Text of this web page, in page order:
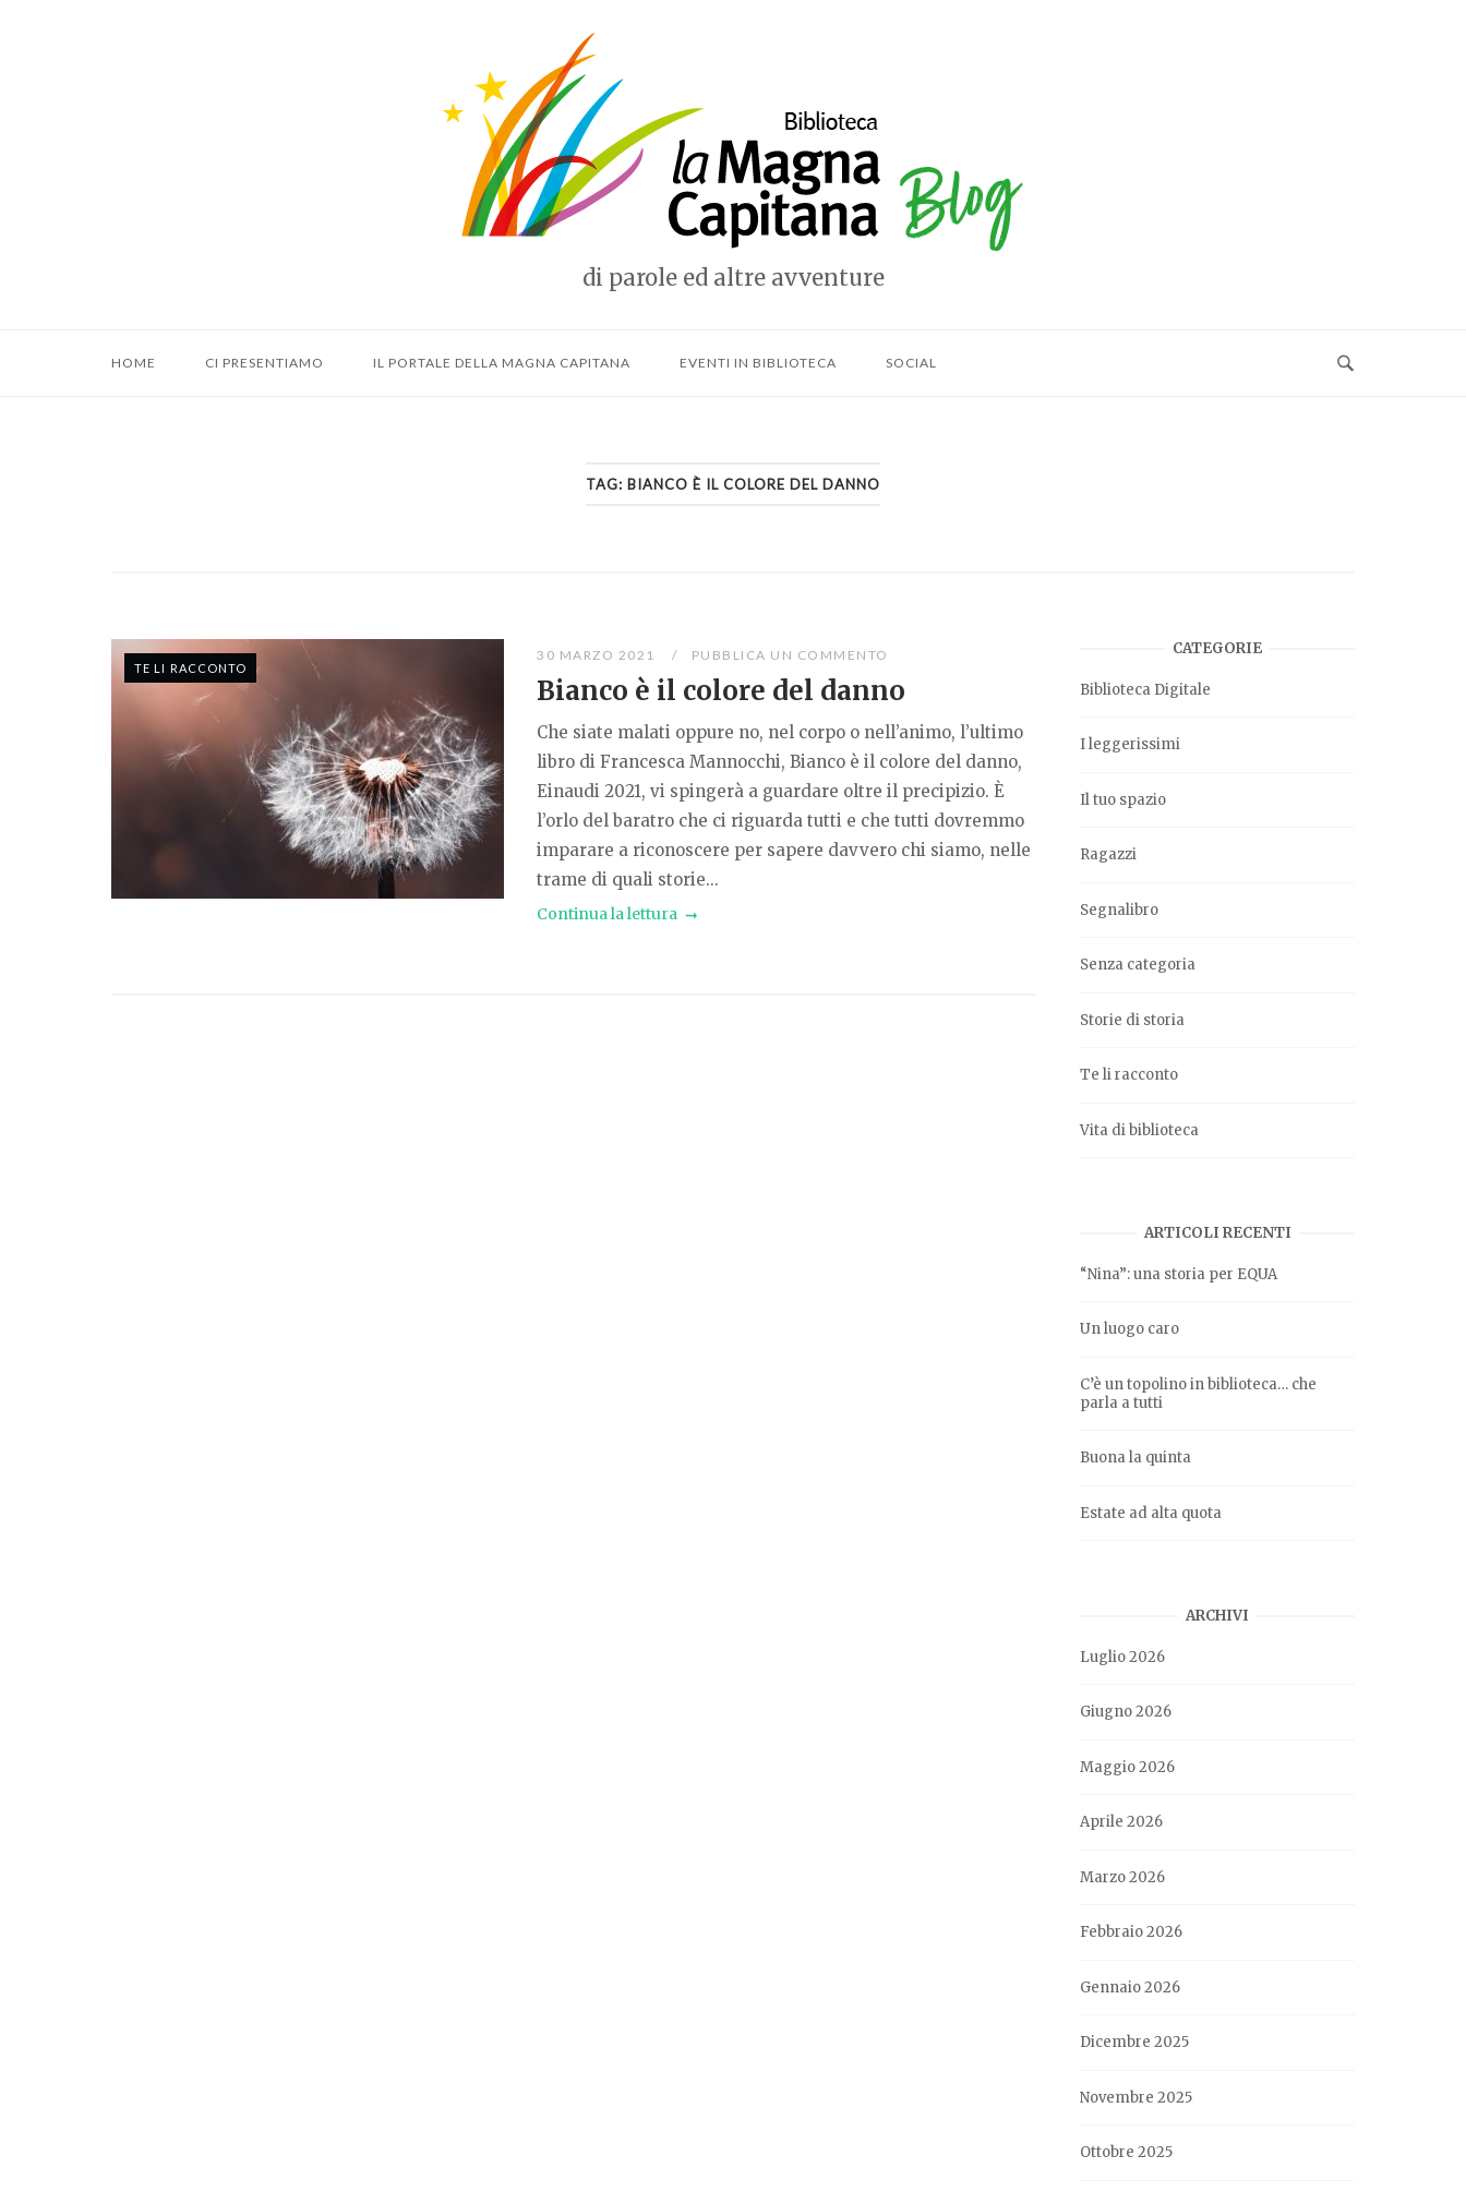
di parole ed altre avventure
HOME CI PRESENTIAMO IL PORTALE DELLA MAGNA CAPITANA EVENTI IN BIBLIOTECA SOCIAL
TAG: BIANCO È IL COLORE DEL DANNO
TE LI RACCONTO
30 MARZO 2021 PUBBLICA UN COMMENTO
Bianco è il colore del danno
Che siate malati oppure no, nel corpo o nell’animo, l’ultimo
libro di Francesca Mannocchi, Bianco è il colore del danno,
Einaudi 2021, vi spingerà a guardare oltre il precipizio. È
l’orlo del baratro che ci riguarda tutti e che tutti dovremmo
imparare a riconoscere per sapere davvero chi siamo, nelle
trame di quali storie...
Continua la lettura
CATEGORIE
Biblioteca Digitale
I leggerissimi
Il tuo spazio
Ragazzi
Segnalibro
Senza categoria
Storie di storia
Te li racconto
Vita di biblioteca
ARTICOLI RECENTI
“Nina”: una storia per EQUA
Un luogo caro
C’è un topolino in biblioteca… che
parla a tutti
Buona la quinta
Estate ad alta quota
ARCHIVI
Luglio 2026
Giugno 2026
Maggio 2026
Aprile 2026
Marzo 2026
Febbraio 2026
Gennaio 2026
Dicembre 2025
Novembre 2025
Ottobre 2025